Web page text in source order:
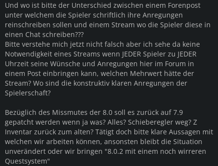
Und wo ist bitte der Unterschied zwischen einem Forenpost
unter welchem die Spieler schriftlich ihre Anregungen
reinschreiben sollen und einem Stream wo die Spieler diese in
einen Chat schreiben???
Bitte verstehe mich jetzt nicht falsch aber ich sehe da keine
Notwendigkeit eines Streams wenn JEDER Spieler zu JEDER
Uhrzeit seine Wünsche und Anregungen hier im Forum in
einem Post einbringen kann, welchen Mehrwert hätte der
Stream? Wo sind die konstruktiv klaren Anregungen der
Spielerschaft?
Bezüglich des Missmutes der 8.0 soll es zurück auf 7.9
gepatcht werden wenn ja was? Alles? Schieberegler weg? Z
Inventar zurück zum alten? Tätigt doch bitte klare Aussagen mit
welchen wir arbeiten können, ansonsten bleibt die Situation
unverändert oder wir bringen "8.0.2 mit einem noch wirreren
Questsystem"